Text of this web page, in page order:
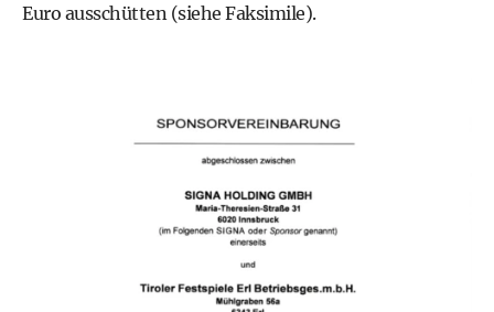
Euro ausschütten (siehe Faksimile).